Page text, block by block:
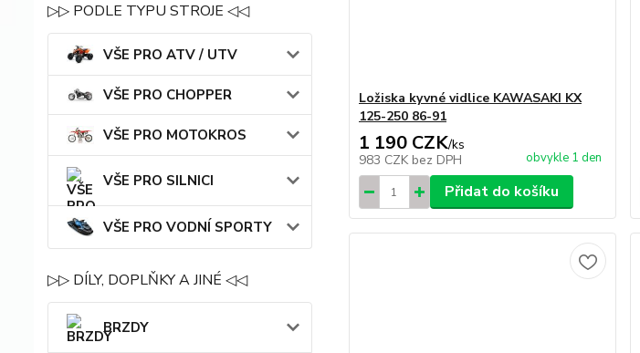
▷▷ PODLE TYPU STROJE ◁◁
VŠE PRO ATV / UTV
VŠE PRO CHOPPER
VŠE PRO MOTOKROS
VŠE PRO SILNICI
VŠE PRO VODNÍ SPORTY
▷▷ DÍLY, DOPLŇKY A JINÉ ◁◁
BRZDY
Ložiska kyvné vidlice KAWASAKI KX
125-250 86-91
1 190 CZK/ks
983 CZK bez DPH obvykle 1 den
Přidat do košíku